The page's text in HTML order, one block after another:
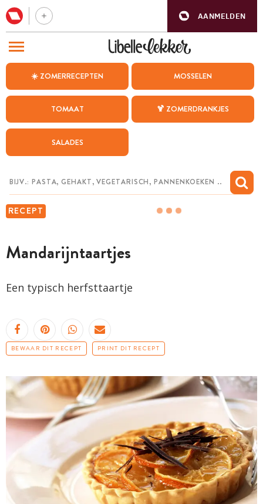
AANMELDEN
☀️ ZOMERRECEPTEN MOSSELEN
TOMAAT 🍹 ZOMERDRANKJES
SALADES
RECEPT
Mandarijntaartjes
Een typisch herfsttaartje
BEWAAR DIT RECEPT PRINT DIT RECEPT
BEZOEK ONZE ANDERE WEBSITES
WEEKMENU
CHAT MET MAIA
MIJN BEWAARDE RECEPTEN